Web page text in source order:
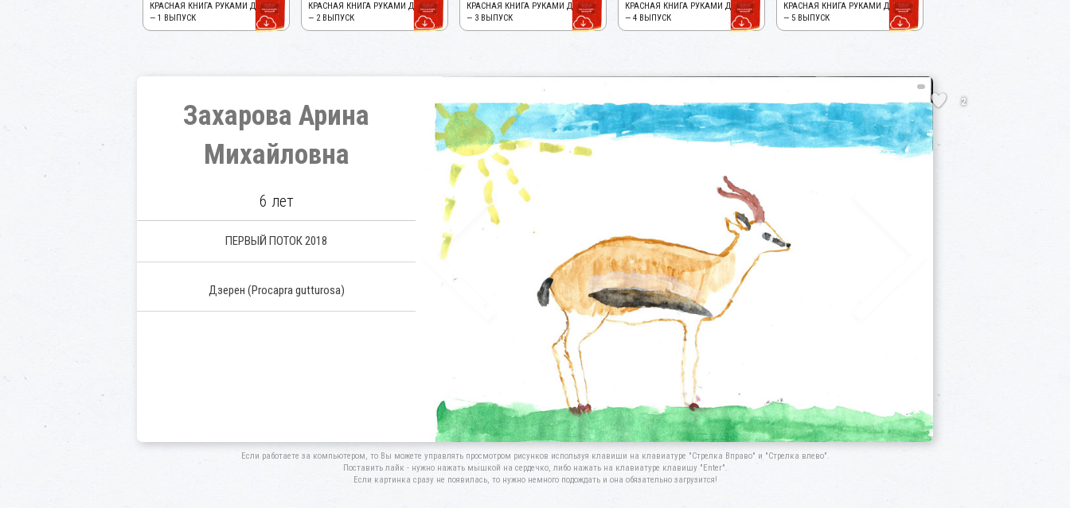
КРАСНАЯ КНИГА РУКАМИ ДЕТЕЙ!
— 1 ВЫПУСК
КРАСНАЯ КНИГА РУКАМИ ДЕТЕЙ!
— 2 ВЫПУСК
КРАСНАЯ КНИГА РУКАМИ ДЕТЕЙ!
— 3 ВЫПУСК
КРАСНАЯ КНИГА РУКАМИ ДЕТЕЙ!
— 4 ВЫПУСК
КРАСНАЯ КНИГА РУКАМИ ДЕТЕЙ!
— 5 ВЫПУСК
Захарова Арина
Михайловна
6 лет
ПЕРВЫЙ ПОТОК 2018
Дзерен (Procapra gutturosa)
2
Если работаете за компьютером, то Вы можете управлять просмотром рисунков используя клавиши на клавиатуре "Стрелка Вправо" и "Стрелка влево".
Поставить лайк - нужно нажать мышкой на сердечко, либо нажать на клавиатуре клавишу "Enter".
Если картинка сразу не появилась, то нужно немного подождать и она обязательно загрузится!